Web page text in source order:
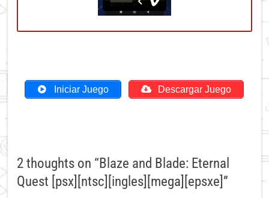
Iniciar Juego Descargar Juego
2 thoughts on “Blaze and Blade: Eternal
Quest [psx][ntsc][ingles][mega][epsxe] ”